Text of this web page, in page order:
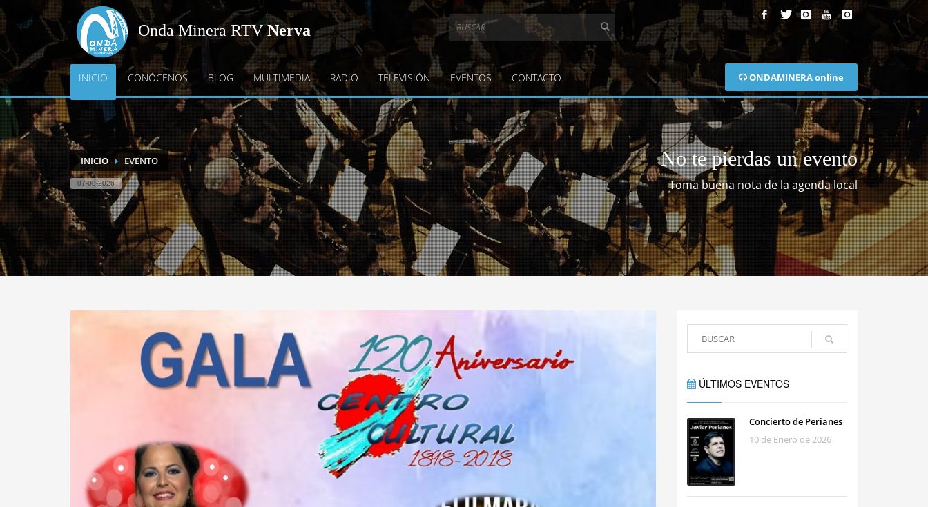
Onda Minera RTVNerva
ONDAMINERA online
INICIO CONÓCENOS BLOG MULTIMEDIA RADIO TELEVISIÓN EVENTOS CONTACTO
INICIO EVENTO
07-08-2026
No te pierdas un evento
Toma buena nota de la agenda local
ÚLTIMOS EVENTOS
Concierto de Perianes
10 de Enero de 2026